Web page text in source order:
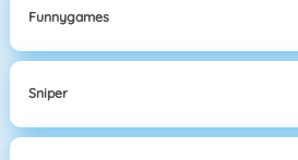
Funnygames
Sniper